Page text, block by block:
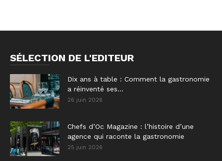
SÉLECTION DE L'EDITEUR
Dix ans à table : Comment la gastronomie
a réinventé ses...
26 juin 2026
Chefs d’Oc Magazine : l’histoire d’une
agence qui raconte la gastronomie
25 juin 2026